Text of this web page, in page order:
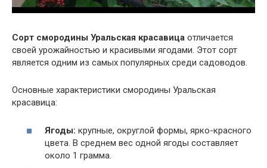
Сорт смородины Уральская красавица отличается
своей урожайностью и красивыми ягодами. Этот сорт
является одним из самых популярных среди садоводов.
Основные характеристики смородины Уральская
красавица:
Ягоды: крупные, округлой формы, ярко-красного
цвета. В среднем вес одной ягоды составляет
около 1 грамма.